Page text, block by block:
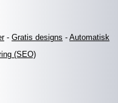
- Gratis designs - Automatisk
(SEO)